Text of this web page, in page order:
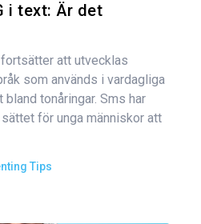
i text: Är det
att utvecklas
som används i vardagliga
tonåringar. Sms har
för unga människor att
Tips